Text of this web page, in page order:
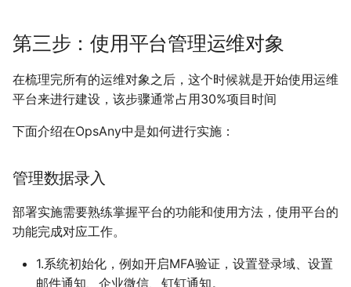
第三步：使用平台管理运维对象
在梳理完所有的运维对象之后，这个时候就是开始使用运维
平台来进行建设，该步骤通常占用30%项目时间
下面介绍在OpsAny中是如何进行实施：
管理数据录入
部署实施需要熟练掌握平台的功能和使用方法，使用平台的
功能完成对应工作。
1.系统初始化，例如开启MFA验证，设置登录域、设置
邮件通知、企业微信、钉钉通知。